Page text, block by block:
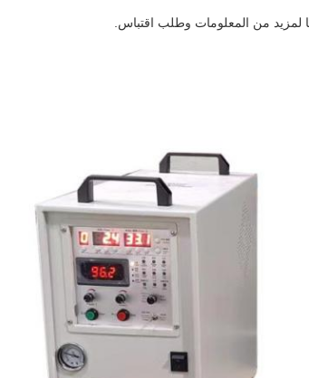
لمزيد من المعلومات وطلب اقتباس.